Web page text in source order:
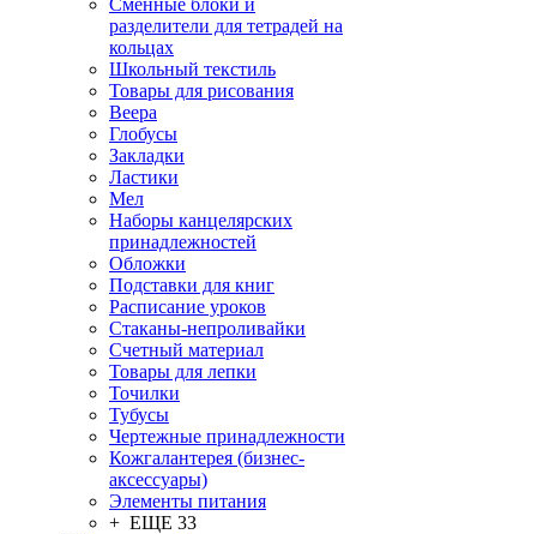
Сменные блоки и
разделители для тетрадей на
кольцах
Школьный текстиль
Товары для рисования
Веера
Глобусы
Закладки
Ластики
Мел
Наборы канцелярских
принадлежностей
Обложки
Подставки для книг
Расписание уроков
Стаканы-непроливайки
Счетный материал
Товары для лепки
Точилки
Тубусы
Чертежные принадлежности
Кожгалантерея (бизнес-
аксессуары)
Элементы питания
+ ЕЩЕ 33